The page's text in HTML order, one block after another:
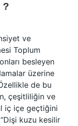
?
ve
Toplum
besleyen
üzerine
de bu
çeşitliliğin ve
iç içe geçtiğini
kuzu kesilir